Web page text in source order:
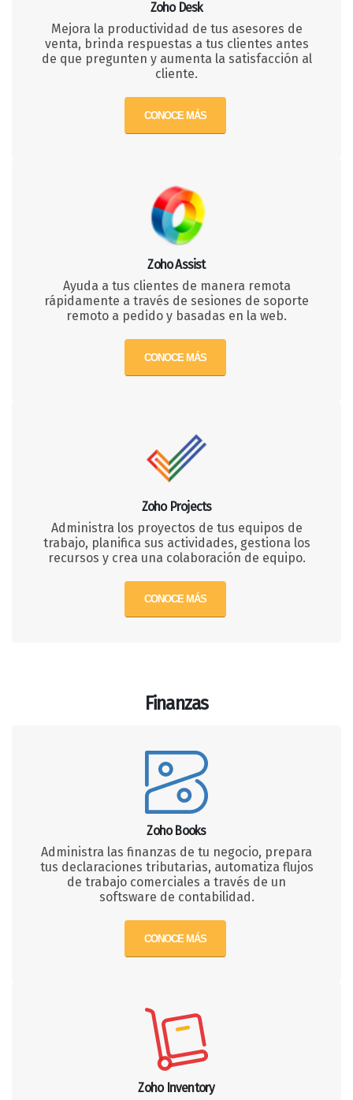
Zoho Desk
Mejora la productividad de tus asesores de
venta, brinda respuestas a tus clientes antes
de que pregunten y aumenta la satisfacción al
cliente.
CONOCE MÁS
Zoho Assist
Ayuda a tus clientes de manera remota
rápidamente a través de sesiones de soporte
remoto a pedido y basadas en la web.
CONOCE MÁS
Zoho Projects
Administra los proyectos de tus equipos de
trabajo, planifica sus actividades, gestiona los
recursos y crea una colaboración de equipo.
CONOCE MÁS
Finanzas
Zoho Books
Administra las finanzas de tu negocio, prepara
tus declaraciones tributarias, automatiza flujos
de trabajo comerciales a través de un
softsware de contabilidad.
CONOCE MÁS
Zoho Inventory